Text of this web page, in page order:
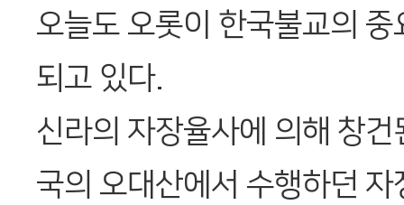
오늘도 오롯이 한국불교의
되고 있다.
신라의 자장율사에 의해 창
국의 오대산에서 수행하던